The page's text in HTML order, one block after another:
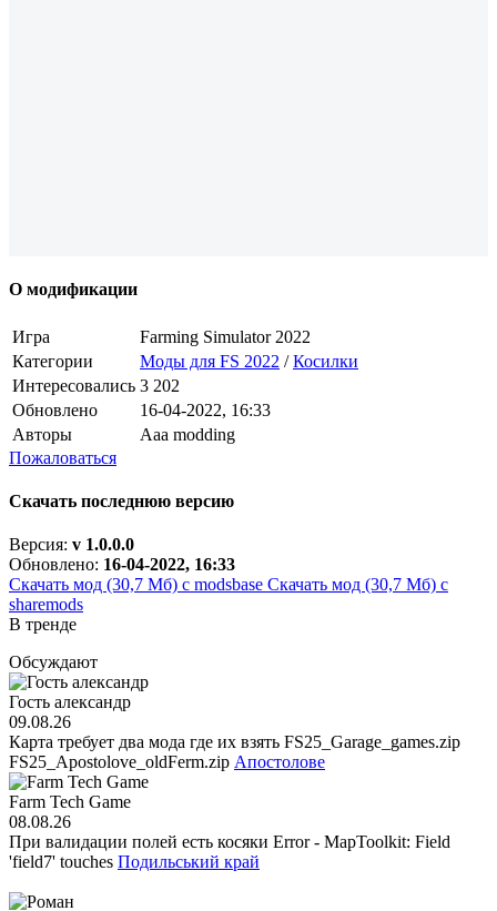
О модификации
Игра
Farming Simulator 2022
Категории
Моды для FS 2022 /Косилки
Интересовались 3 202
Обновлено
16-04-2022, 16:33
Авторы
Aaa modding
Пожаловаться
Скачать последнюю версию
Версия: v 1.0.0.0
Обновлено: 16-04-2022, 16:33
Скачать мод (30,7 Мб) с modsbase Скачать мод (30,7 Мб) с
sharemods
В тренде
Обсуждают
Гость александр
09.08.26
Карта требует два мода где их взять FS25_Garage_games.zip
FS25_Apostolove_oldFerm.zip Апостолове
Farm Tech Game
08.08.26
При валидации полей есть косяки Error - MapToolkit: Field
'field7' touches Подильський край